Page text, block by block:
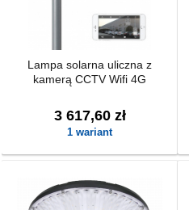
Lampa solarna uliczna z
kamerą CCTV Wifi 4G
3 617,60 zł
1 wariant